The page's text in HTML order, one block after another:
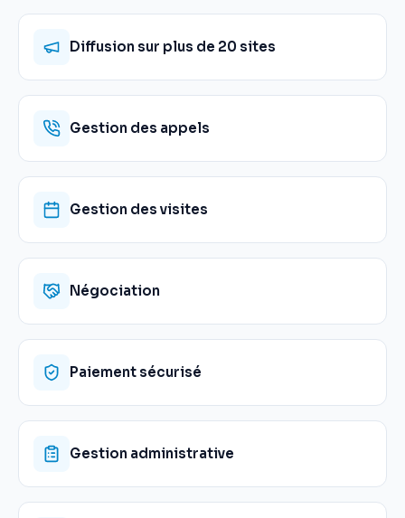
Diffusion sur plus de 20 sites
Gestion des appels
Gestion des visites
Négociation
Paiement sécurisé
Gestion administrative